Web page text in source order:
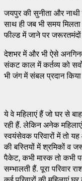
जयपुर की सुनीता और
साथ ही जब भी समय
फील्ड में जाने पर जरूरतमंदों
देशभर में और भी ऐसे
संकट काल में कर्तव्य को
भी जंग में संबल प्रदान
ये वे महिलाएं हैं जो घर से
रही हैं. लेकिन अनेक
स्वयंसेवक परिवारों में तो
की बस्तियों में श्रमिकों व
पैकेट, कभी मास्क तो कभी
सम्भालती हैं. पूरा परिवार